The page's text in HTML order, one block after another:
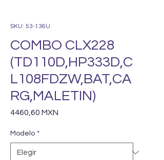
SKU: 53-136U
COMBO CLX228
(TD110D,HP333D,C
L108FDZW,BAT,CA
RG,MALETIN)
4460,60 MXN
Modelo *